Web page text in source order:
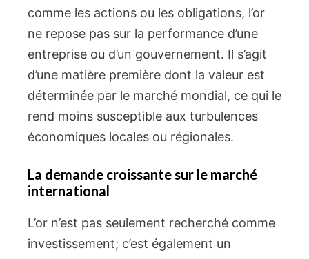
comme les actions ou les obligations, l’or
ne repose pas sur la performance d’une
entreprise ou d’un gouvernement. Il s’agit
d’une matière première dont la valeur est
déterminée par le marché mondial, ce qui le
rend moins susceptible aux turbulences
économiques locales ou régionales.
La demande croissante sur le marché
international
L’or n’est pas seulement recherché comme
investissement; c’est également un